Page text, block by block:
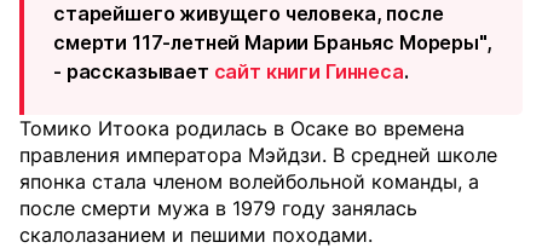
старейшего живущего человека, после
смерти 117-летней Марии Браньяс Мореры",
- рассказывает сайт книги Гиннеса.
Томико Итоока родилась в Осаке во времена
правления императора Мэйдзи. В средней школе
японка стала членом волейбольной команды, а
после смерти мужа в 1979 году занялась
скалолазанием и пешими походами.